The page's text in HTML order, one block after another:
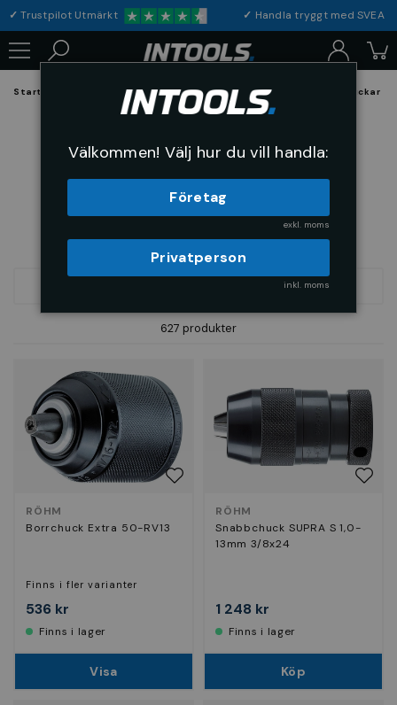
✓Trustpilot Utmärkt ✓ Handla tryggt med
Startsida Hållande och Spännverktyg Spännverktyg och Chuckar
SORTERA
627 produkter
RÖHM
Borrchuck Extra 50-RV13
Finns i fler varianter
536 kr
Finns i lager
Visa
RÖHM
Snabbchuck SUPRA S 1,0-
13mm 3/8x24
1 248 kr
Finns i lager
Köp
Välkommen! Välj hur du vill handla:
Företag
exkl. moms
Privatperson
inkl. moms